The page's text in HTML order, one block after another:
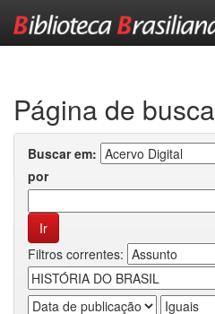
Página de busca
Buscar em:
por
Filtros correntes: